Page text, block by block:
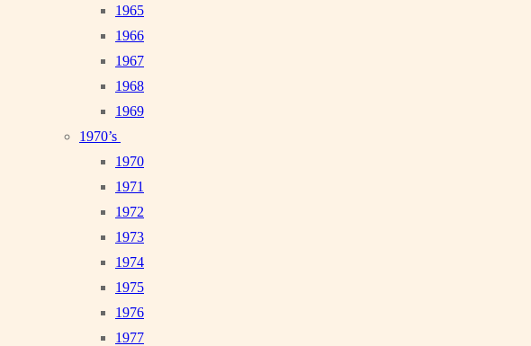
1965
1966
1967
1968
1969
1970’s
1970
1971
1972
1973
1974
1975
1976
1977